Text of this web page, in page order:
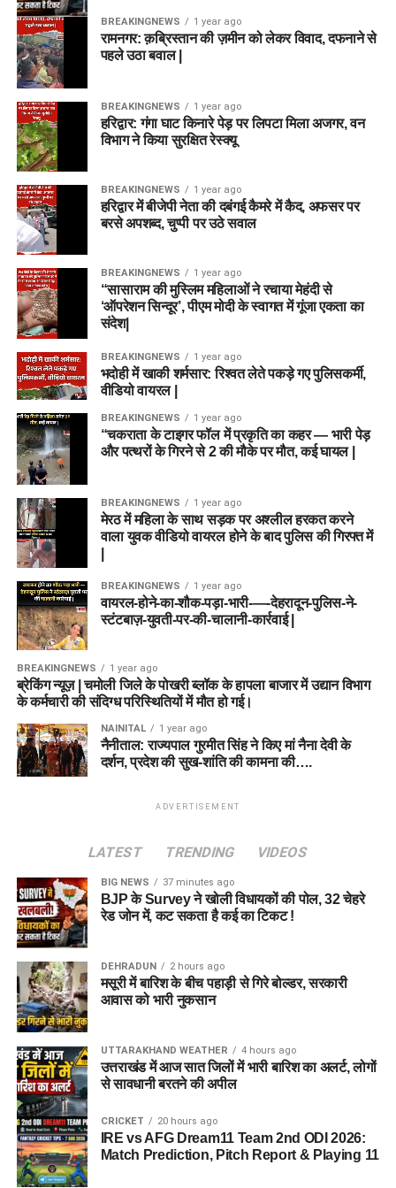
BREAKINGNEWS 1 year ago
रामनगर: क़ब्रिस्तान की ज़मीन को लेकर विवाद, दफनाने से
पहले उठा बवाल |
BREAKINGNEWS 1 year ago
हरिद्वार: गंगा घाट किनारे पेड़ पर लिपटा मिला अजगर, वन
विभाग ने किया सुरक्षित रेस्क्यू
BREAKINGNEWS 1 year ago
हरिद्वार में बीजेपी नेता की दबंगई कैमरे में कैद, अफसर पर
बरसे अपशब्द, चुप्पी पर उठे सवाल
BREAKINGNEWS 1 year ago
“सासाराम की मुस्लिम महिलाओं ने रचाया मेहंदी से
‘ऑपरेशन सिन्दूर’, पीएम मोदी के स्वागत में गूंजा एकता का
संदेश|
BREAKINGNEWS 1 year ago
भदोही में खाकी शर्मसार: रिश्वत लेते पकड़े गए पुलिसकर्मी,
वीडियो वायरल |
BREAKINGNEWS 1 year ago
“चकराता के टाइगर फॉल में प्रकृति का कहर — भारी पेड़
और पत्थरों के गिरने से 2 की मौके पर मौत, कई घायल |
BREAKINGNEWS 1 year ago
मेरठ में महिला के साथ सड़क पर अश्लील हरकत करने
वाला युवक वीडियो वायरल होने के बाद पुलिस की गिरफ्त में
BREAKINGNEWS 1 year ago
वायरल-होने-का-शौक-पड़ा-भारी-—-देहरादून-पुलिस-ने-
स्टंटबाज़-युवती-पर-की-चालानी-कार्रवाई |
BREAKINGNEWS 1 year ago
ब्रेकिंग न्यूज़ | चमोली जिले के पोखरी ब्लॉक के हापला बाजार में उद्यान विभाग
के कर्मचारी की संदिग्ध परिस्थितियों में मौत हो गई।
NAINITAL 1 year ago
नैनीताल: राज्यपाल गुरमीत सिंह ने किए मां नैना देवी के
दर्शन, प्रदेश की सुख-शांति की कामना की….
ADVERTISEMENT
LATEST TRENDING VIDEOS
BIG NEWS 37 minutes ago
BJP के Survey ने खोली विधायकों की पोल, 32 चेहरे
रेड जोन में, कट सकता है कई का टिकट !
DEHRADUN 2 hours ago
मसूरी में बारिश के बीच पहाड़ी से गिरे बोल्डर, सरकारी
आवास को भारी नुकसान
UTTARAKHAND WEATHER 4 hours ago
उत्तराखंड में आज सात जिलों में भारी बारिश का अलर्ट, लोगों
से सावधानी बरतने की अपील
CRICKET 20 hours ago
IRE vs AFG Dream11 Team 2nd ODI 2026:
Match Prediction, Pitch Report & Playing 11